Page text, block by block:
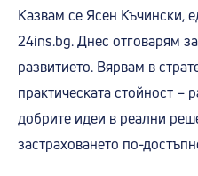
Казвам се Ясен Къчински,
24ins.bg. Днес отговарям
развитието. Вярвам в
практическата стойност –
добрите идеи в реални
застраховането по-